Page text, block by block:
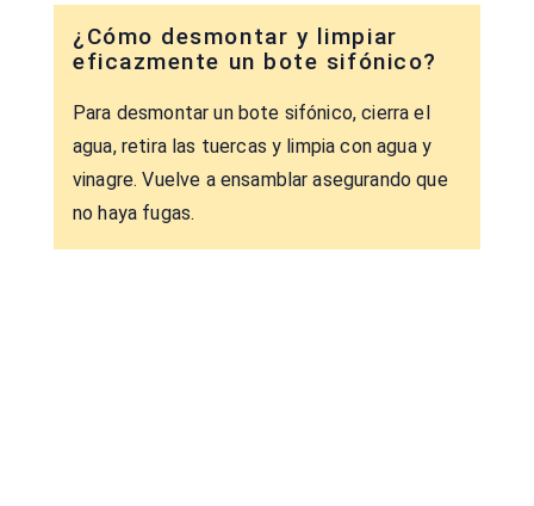
¿Cómo desmontar y limpiar
eficazmente un bote sifónico?
Para desmontar un bote sifónico, cierra el
agua, retira las tuercas y limpia con agua y
vinagre. Vuelve a ensamblar asegurando que
no haya fugas.